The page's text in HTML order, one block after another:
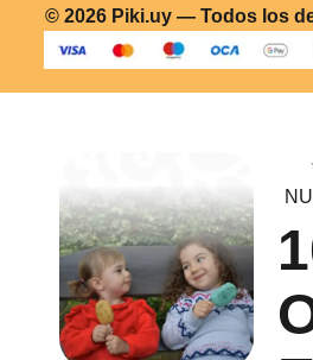
© 2026 Piki.uy — Todos los